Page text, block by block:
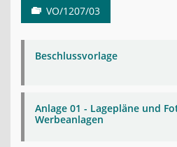
VO/1207/03
Beschlussvorlage
Anlage 01 - Lagepläne und
Werbeanlagen